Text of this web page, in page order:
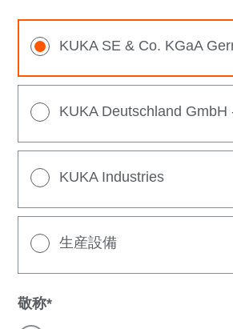
KUKA SE & Co. KGaA
KUKA Deutschland GmbH
KUKA Industries
生産設備
敬称